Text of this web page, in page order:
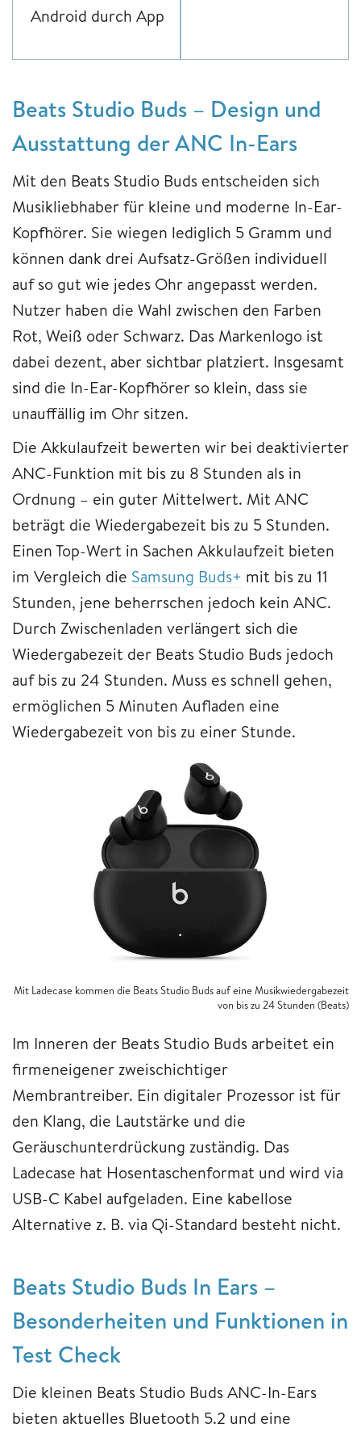
Android durch App
Beats Studio Buds – Design und
Ausstattung der ANC In-Ears
Mit den Beats Studio Buds entscheiden sich
Musikliebhaber für kleine und moderne In-Ear-
Kopfhörer. Sie wiegen lediglich 5 Gramm und
können dank drei Aufsatz-Größen individuell
auf so gut wie jedes Ohr angepasst werden.
Nutzer haben die Wahl zwischen den Farben
Rot, Weiß oder Schwarz. Das Markenlogo ist
dabei dezent, aber sichtbar platziert. Insgesamt
sind die In-Ear-Kopfhörer so klein, dass sie
unauffällig im Ohr sitzen.
Die Akkulaufzeit bewerten wir bei deaktivierter
ANC-Funktion mit bis zu 8 Stunden als in
Ordnung – ein guter Mittelwert. Mit ANC
beträgt die Wiedergabezeit bis zu 5 Stunden.
Einen Top-Wert in Sachen Akkulaufzeit bieten
im Vergleich die Samsung Buds+ mit bis zu 11
Stunden, jene beherrschen jedoch kein ANC.
Durch Zwischenladen verlängert sich die
Wiedergabezeit der Beats Studio Buds jedoch
auf bis zu 24 Stunden. Muss es schnell gehen,
ermöglichen 5 Minuten Aufladen eine
Wiedergabezeit von bis zu einer Stunde.
Mit Ladecase kommen die Beats Studio Buds auf eine Musikwiedergabezeit
von bis zu 24 Stunden (Beats)
Im Inneren der Beats Studio Buds arbeitet ein
firmeneigener zweischichtiger
Membrantreiber. Ein digitaler Prozessor ist für
den Klang, die Lautstärke und die
Geräuschunterdrückung zuständig. Das
Ladecase hat Hosentaschenformat und wird via
USB-C Kabel aufgeladen. Eine kabellose
Alternative z. B. via Qi-Standard besteht nicht.
Beats Studio Buds In Ears –
Besonderheiten und Funktionen in
Test Check
Die kleinen Beats Studio Buds ANC-In-Ears
bieten aktuelles Bluetooth 5.2 und eine